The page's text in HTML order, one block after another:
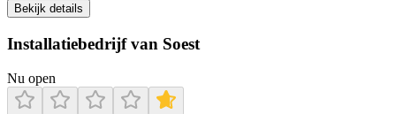
Bekijk details
Installatiebedrijf van Soest
Nu open